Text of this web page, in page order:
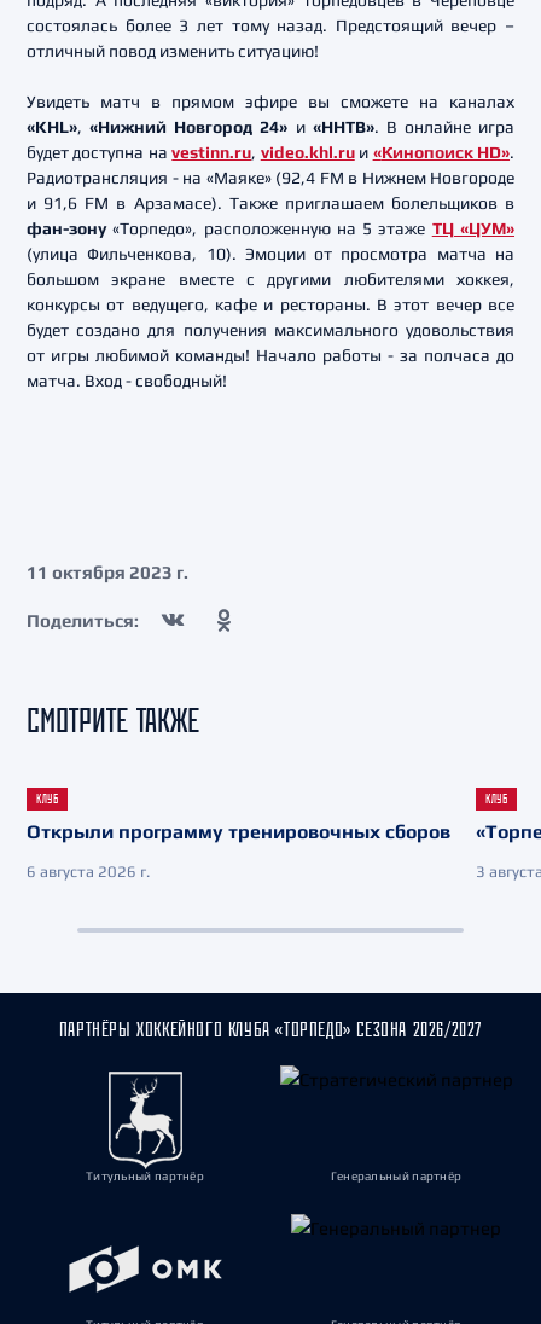
состоялась более 3 лет тому назад. Предстоящий вечер –
отличный повод изменить ситуацию!
Увидеть матч в прямом эфире вы сможете на каналах
«KHL»,«Нижний Новгород 24» и «ННТВ». В онлайне игра
будет доступна наvestinn.ru, video.khl.ruи «Кинопоиск HD».
Радиотрансляция - на «Маяке» (92,4 FM в Нижнем Новгороде
и 91,6 FM в Арзамасе). Также приглашаем болельщиков в
фан-зону«Торпедо», расположенную на 5 этаже ТЦ «ЦУМ»
(улица Фильченкова, 10). Эмоции от просмотра матча на
большом экране вместе с другими любителями хоккея,
конкурсы от ведущего, кафе и рестораны. В этот вечер все
будет создано для получения максимального удовольствия
от игры любимой команды! Начало работы - за полчаса до
матча. Вход - свободный!
11 октября 2023 г.
Поделиться:
СМОТРИТЕ ТАКЖЕ
КЛУБ
Открыли программу тренировочных сборов
6 августа 2026 г.
КЛУБ
3
ПАРТНЁРЫ ХОККЕЙНОГО КЛУБА «ТОРПЕДО» СЕЗОНА 2026/2027
Титульный партнёр Генеральный партнёр